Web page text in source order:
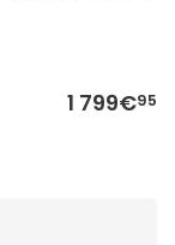
1 799€95